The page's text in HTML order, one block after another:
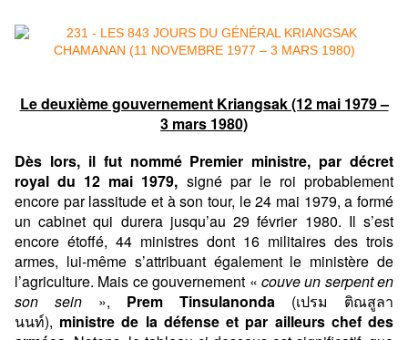
Le deuxième gouvernement Kriangsak (12 mai 1979 –
3 mars 1980)
Dès lors, il fut nommé Premier ministre, par décret
royal du 12 mai 1979, signé par le roi probablement
encore par lassitude et à son tour, le 24 mai 1979, a formé
un cabinet qui durera jusqu’au 29 février 1980. Il s’est
encore étoffé, 44 ministres dont 16 militaires des trois
armes, lui-même s’attribuant également le ministère de
l’agriculture. Mais ce gouvernement « couve un serpent en
son sein », Prem Tinsulanonda (เปรม ติณสูลา
นนท์), ministre de la défense et par ailleurs chef des